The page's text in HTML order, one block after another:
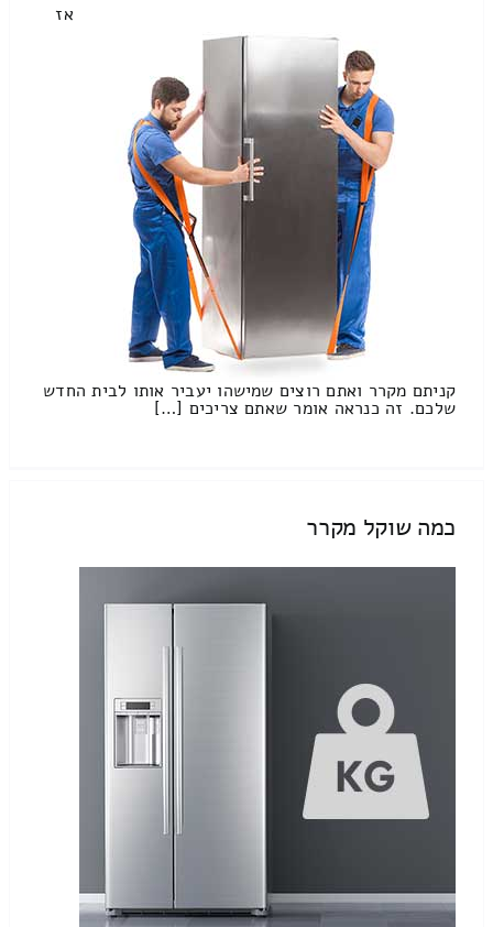
אז
קניתם מקרר ואתם רוצים שמישהו יעביר אותו לבית החדש
שלכם. זה כנראה אומר שאתם צריכים […]
כמה שוקל מקרר